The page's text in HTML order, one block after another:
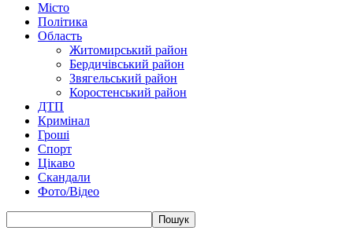
Місто
Політика
Область
Житомирський район
Бердичівський район
Звягельський район
Коростенський район
ДТП
Кримінал
Гроші
Спорт
Цікаво
Скандали
Фото/Відео